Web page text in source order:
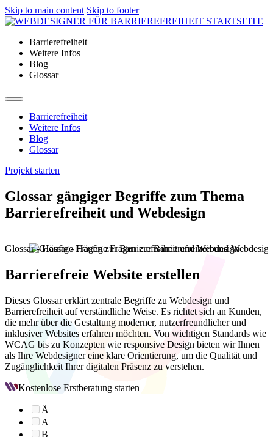
Skip to main content Skip to footer
Barrierefreiheit
Weitere Infos
Blog
Glossar
Barrierefreiheit
Weitere Infos
Blog
Glossar
Projekt starten
Glossar gängiger Begriffe zum Thema
Barrierefreiheit und Webdesign
Glossar - Häufige Fragen zur Barrierefreiheit und Webdesign
Barrierefreie Website erstellen
Dieses Glossar erklärt zentrale Begriffe zu Webdesign und
Barrierefreiheit auf verständliche Weise. Es richtet sich an Kunden,
die mehr über die Gestaltung moderner, nutzerfreundlicher und
inklusiver Websites erfahren möchten. Von wichtigen Standards wie
WCAG bis zu Konzepten wie responsive Design bieten wir Ihnen
als Ihre Webdesigner eine klare Orientierung, um die Qualität und
Zugänglichkeit Ihrer digitalen Präsenz zu verstehen.
Kostenlose Erstberatung starten
Ä
A
B